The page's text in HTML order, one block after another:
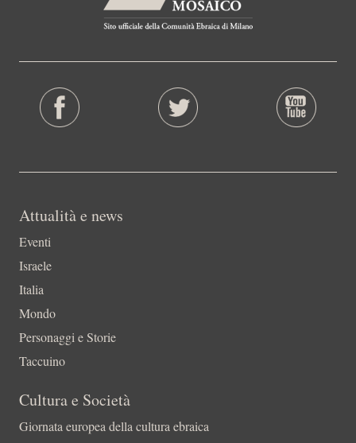
Attualità e news
Eventi
Israele
Italia
Mondo
Personaggi e Storie
Taccuino
Cultura e Società
Giornata europea della cultura ebraica